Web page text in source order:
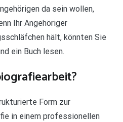
da sein wollen,
Ihr Angehöriger
hält, könnten Sie
ein Buch lesen.
Form zur
in einem professionellen